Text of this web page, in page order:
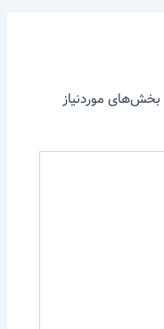
بخش‌های موردنیاز